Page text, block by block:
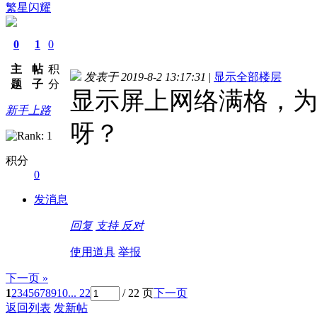
繁星闪耀
0
主
题
1
帖
子
0
积
分
新手上路
积分
0
发消息
发表于 2019-8-2 13:17:31 | 显示全部楼层
显示屏上网络满格，
呀？
回复 支持 反对
使用道具 举报
下一页 »
12345678910... 22 / 22 页下一页
返回列表 发新帖